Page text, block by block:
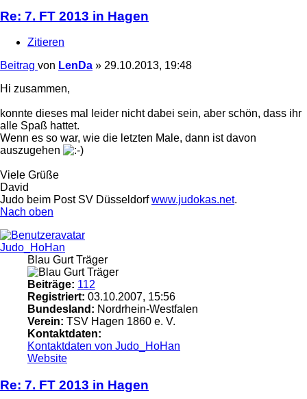
Re: 7. FT 2013 in Hagen
Zitieren
Beitrag von LenDa » 29.10.2013, 19:48
Hi zusammen,
konnte dieses mal leider nicht dabei sein, aber schön, dass ihr
alle Spaß hattet.
Wenn es so war, wie die letzten Male, dann ist davon
auszugehen
Viele Grüße
David
Judo beim Post SV Düsseldorfwww.judokas.net.
Nach oben
Judo_HoHan
Blau Gurt Träger
Beiträge: 112
Registriert: 03.10.2007, 15:56
Bundesland: Nordrhein-Westfalen
Verein: TSV Hagen 1860 e. V.
Kontaktdaten:
Kontaktdaten von Judo_HoHan
Website
Re: 7. FT 2013 in Hagen